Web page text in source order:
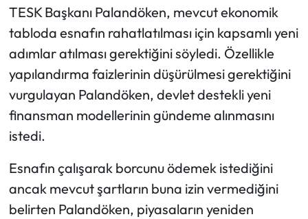
TESK Başkanı Palandöken, mevcut ekonomik
tabloda esnafın rahatlatılması için kapsamlı yeni
adımlar atılması gerektiğini söyledi. Özellikle
yapılandırma faizlerinin düşürülmesi gerektiğini
vurgulayan Palandöken, devlet destekli yeni
finansman modellerinin gündeme alınmasını
istedi.
Esnafın çalışarak borcunu ödemek istediğini
ancak mevcut şartların buna izin vermediğini
belirten Palandöken, piyasaların yeniden